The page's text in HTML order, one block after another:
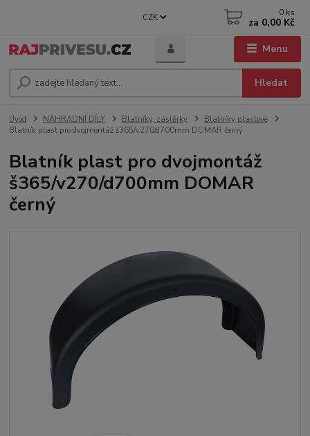
Menu
CZK
Hledat
0 ks
za 0,00 Kč
Úvod NÁHRADNÍ DÍLY Blatníky, zástěrky
Blatníky plastové
Blatník plast pro dvojmontáž š365/v270/d700mm DOMAR černý
Blatník plast pro dvojmontáž
š365/v270/d700mm DOMAR
černý